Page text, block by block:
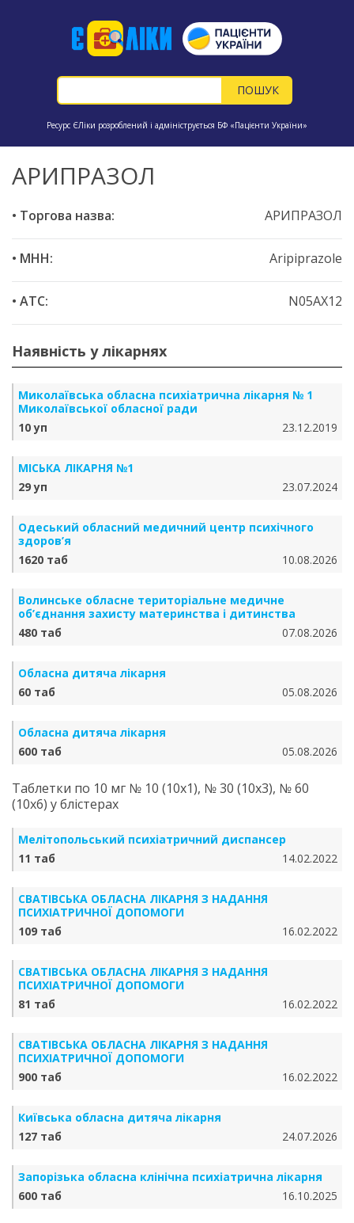
Ресурс ЄЛіки розроблений і адмініструється БФ «Пацієнти України»
АРИПРАЗОЛ
• Торгова назва: АРИПРАЗОЛ
• МНН: Aripiprazole
• ATC: N05AX12
Наявність у лікарнях
Миколаївська обласна психіатрична лікарня № 1
Миколаївської обласної ради
10 уп
23.12.2019
МІСЬКА ЛІКАРНЯ №1
29 уп
23.07.2024
Одеський обласний медичний центр психічного
здоров’я
1620 таб
10.08.2026
Волинське обласне територіальне медичне
об’єднання захисту материнства і дитинства
480 таб
07.08.2026
Обласна дитяча лікарня
60 таб
05.08.2026
Обласна дитяча лікарня
600 таб
05.08.2026
Таблетки по 10 мг № 10 (10х1), № 30 (10х3), № 60
(10х6) у блістерах
Мелітопольський психіатричний диспансер
11 таб
14.02.2022
СВАТІВСЬКА ОБЛАСНА ЛІКАРНЯ З НАДАННЯ
ПСИХІАТРИЧНОЇ ДОПОМОГИ
109 таб
16.02.2022
СВАТІВСЬКА ОБЛАСНА ЛІКАРНЯ З НАДАННЯ
ПСИХІАТРИЧНОЇ ДОПОМОГИ
81 таб
16.02.2022
СВАТІВСЬКА ОБЛАСНА ЛІКАРНЯ З НАДАННЯ
ПСИХІАТРИЧНОЇ ДОПОМОГИ
900 таб
16.02.2022
Київська обласна дитяча лікарня
127 таб
24.07.2026
Запорізька обласна клінічна психіатрична лікарня
600 таб
16.10.2025